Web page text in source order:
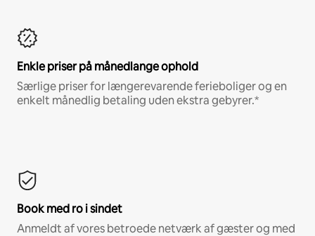
Enkle priser på månedlange ophold
Særlige priser for længerevarende ferieboliger og en
enkelt månedlig betaling uden ekstra gebyrer.*
Book med ro i sindet
Anmeldt af vores betroede netværk af gæster og med